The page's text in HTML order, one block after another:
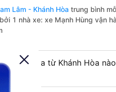
Lâm - Khánh Hòa trung bình
1 nhà xe: xe Mạnh Hùng vận
Hòa từ Khánh Hòa